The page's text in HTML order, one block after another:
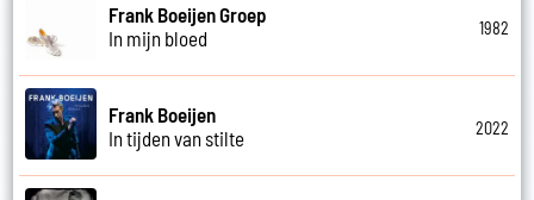
Frank Boeijen Groep
In mijn bloed
1982
Frank Boeijen
In tijden van stilte
2022